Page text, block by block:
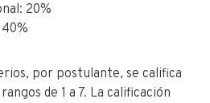
20%
por postulante, se califica
de 1 a 7. La calificación